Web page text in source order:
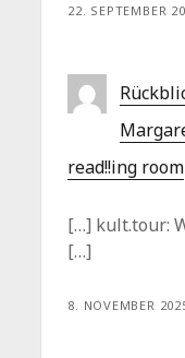
22. SEPTEMBER
read!!ing room
[…] kult.tour:
[…]
8. NOVEMBER